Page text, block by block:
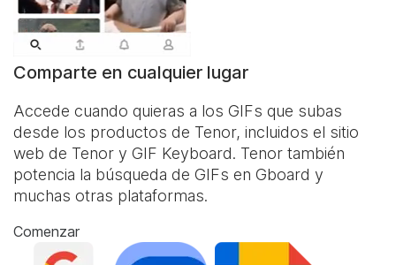
Comparte en cualquier lugar
Accede cuando quieras a los GIFs que subas
desde los productos de Tenor, incluidos el sitio
web de Tenor y GIF Keyboard. Tenor también
potencia la búsqueda de GIFs en Gboard y
muchas otras plataformas.
Comenzar